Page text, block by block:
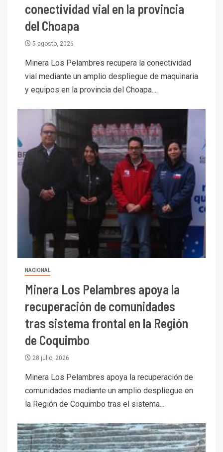
conectividad vial en la provincia
del Choapa
5 agosto, 2026
Minera Los Pelambres recupera la conectividad
vial mediante un amplio despliegue de maquinaria
y equipos en la provincia del Choapa....
NACIONAL
Minera Los Pelambres apoya la
recuperación de comunidades
tras sistema frontal en la Región
de Coquimbo
28 julio, 2026
Minera Los Pelambres apoya la recuperación de
comunidades mediante un amplio despliegue en
la Región de Coquimbo tras el sistema...